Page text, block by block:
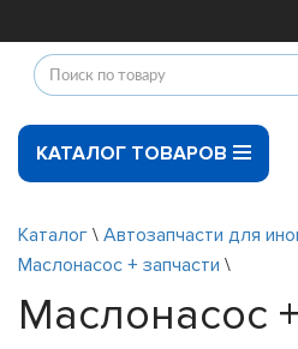
КАТАЛОГ ТОВАРОВ
Каталог \ Автозапчасти для
Маслонасос + запчасти \
Маслонасос